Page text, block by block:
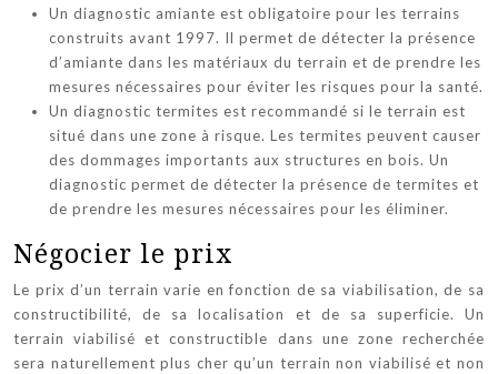
Un diagnostic amiante est obligatoire pour les terrains
construits avant 1997. Il permet de détecter la présence
d’amiante dans les matériaux du terrain et de prendre les
mesures nécessaires pour éviter les risques pour la santé.
Un diagnostic termites est recommandé si le terrain est
situé dans une zone à risque. Les termites peuvent causer
des dommages importants aux structures en bois. Un
diagnostic permet de détecter la présence de termites et
de prendre les mesures nécessaires pour les éliminer.
Négocier le prix
Le prix d’un terrain varie en fonction de sa viabilisation, de sa
constructibilité, de sa localisation et de sa superficie. Un
terrain viabilisé et constructible dans une zone recherchée
sera naturellement plus cher qu’un terrain non viabilisé et non